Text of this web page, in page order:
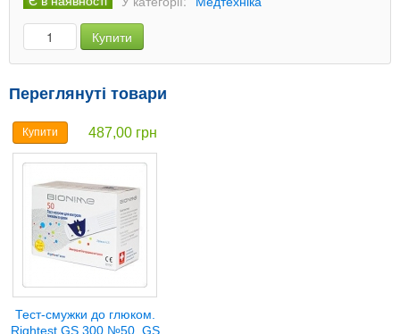
Купити
Переглянуті товари
Купити 487,00 грн
Тест-смужки до глюком.
Rightest GS 300 №50, GS